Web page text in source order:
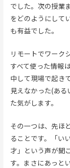
でした。次の授業
をどのようにして
も有益でした。
リモートでワーク
すべて使った情報
中して現場で起き
見えなかった(あ
た気がします。
その一つは、先ほ
ることです。「い
才」という声が聞
す。まさにあっと